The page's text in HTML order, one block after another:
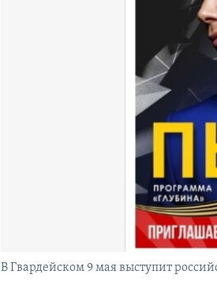
В Гвардейском 9 мая выступит